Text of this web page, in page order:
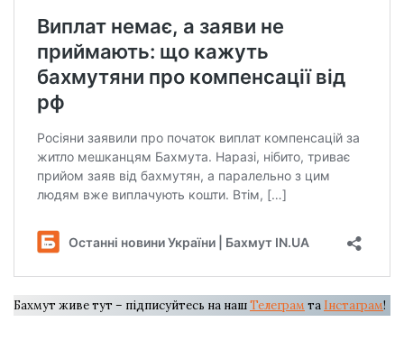
Бахмут живе тут – підписуйтесь на нашТелеграм та Інстаграм!